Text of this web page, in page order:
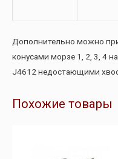
Дополнительно можно
конусами морзе 1, 2, 3, 4
J4612 недостающими
Похожие товары